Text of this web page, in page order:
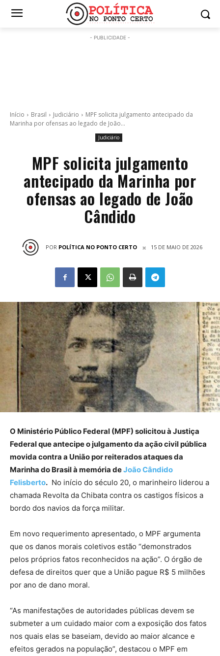
- PUBLICIDADE -
Início Brasil Judiciário
MPF solicita julgamento antecipado da
Marinha por ofensas ao legado de João...
Judiciário
MPF solicita julgamento
antecipado da Marinha por
ofensas ao legado de João
Cândido
POR POLÍTICA NO PONTO CERTO 15 DE MAIO DE 2026
O Ministério Público Federal (MPF) solicitou à Justiça
Federal que antecipe o julgamento da ação civil pública
movida contra a União por reiterados ataques da
Marinha do Brasil à memória deJoão Cândido
Felisberto. No início do século 20, o marinheiro liderou a
chamada Revolta da Chibata contra os castigos físicos a
bordo dos navios da força militar.
Em novo requerimento apresentado, o MPF argumenta
que os danos morais coletivos estão “demonstrados
pelos próprios fatos reconhecidos na ação”. O órgão de
defesa de direitos quer que a União pague R$ 5 milhões
por ano de dano moral.
“As manifestações de autoridades públicas devem se
submeter a um cuidado maior com a exposição dos fatos
nos quais elas se baseiam, devido ao maior alcance e
efeitos gerados na população”, destacou o MPF em